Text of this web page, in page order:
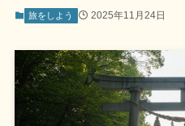
旅をしよう 2025年11月24日